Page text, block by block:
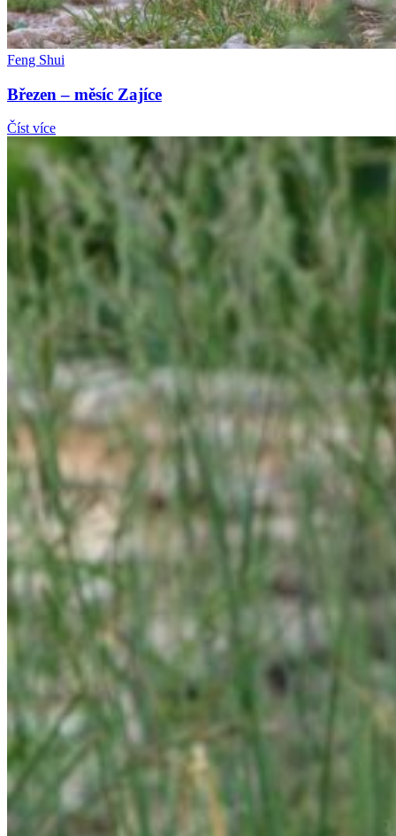
Feng Shui
Březen – měsíc Zajíce
Číst více